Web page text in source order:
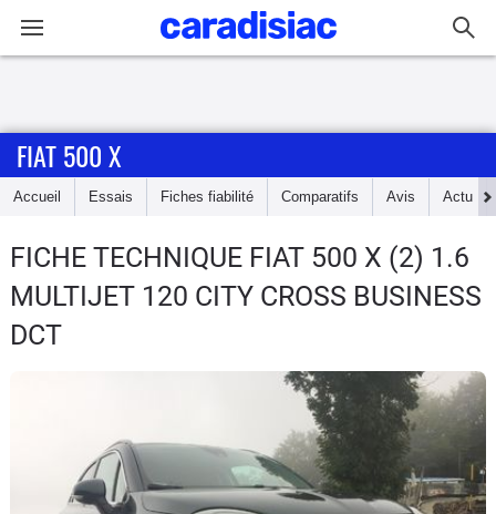
Accueil
Essais
Guide
d'achat
Utilitaires
FIAT 500 X
Accueil Essais Fiches fiabilité Comparatifs Avis Actu
FICHE TECHNIQUE FIAT 500 X (2) 1.6
MULTIJET 120 CITY CROSS BUSINESS
DCT